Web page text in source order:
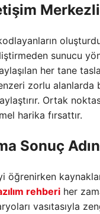
sunucu
her tane
zorlu alanlarda
Ortak
harika fırsattır.
Sonuç
öğrenirken
rehberi her
vasıtasıyla